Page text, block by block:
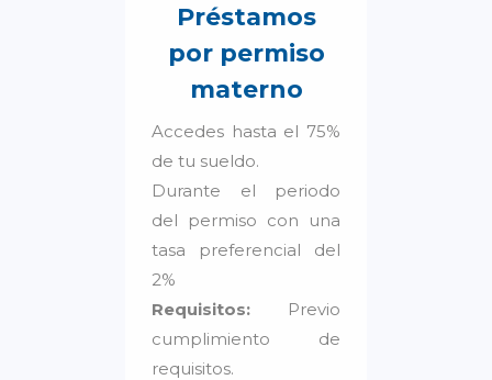
Préstamos
por permiso
materno
Accedes hasta el 75%
de tu sueldo.
Durante el periodo
del permiso con una
tasa preferencial del
2%
Requisitos: Previo
cumplimiento de
requisitos.